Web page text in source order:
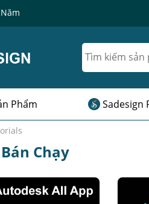
One chính chủ Giá Siêu Rẻ
Phẩm Sadesign
Chạy